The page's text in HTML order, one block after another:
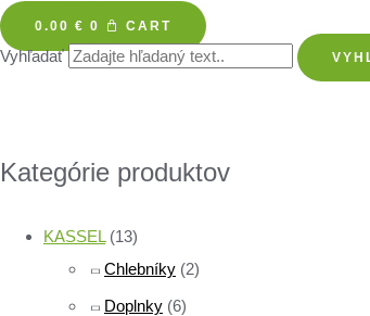
0.00 € 0 CART
Vyhľadať
Kategórie produktov
KASSEL (13)
Chlebníky (2)
Doplnky (6)